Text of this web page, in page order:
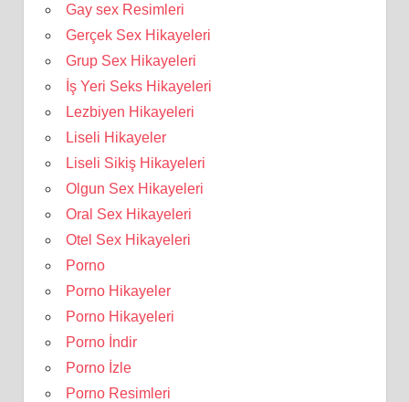
Gay sex Resimleri
Gerçek Sex Hikayeleri
Grup Sex Hikayeleri
İş Yeri Seks Hikayeleri
Lezbiyen Hikayeleri
Liseli Hikayeler
Liseli Sikiş Hikayeleri
Olgun Sex Hikayeleri
Oral Sex Hikayeleri
Otel Sex Hikayeleri
Porno
Porno Hikayeler
Porno Hikayeleri
Porno İndir
Porno İzle
Porno Resimleri